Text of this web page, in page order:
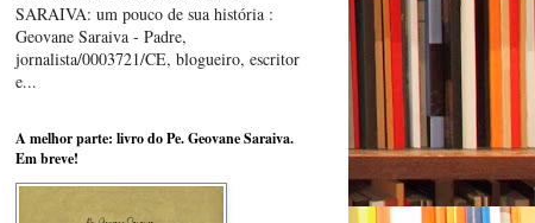
SARAIVA: um pouco de sua história :
Geovane Saraiva - Padre,
jornalista/0003721/CE, blogueiro, escritor
e...
A melhor parte: livro do Pe. Geovane Saraiva.
Em breve!